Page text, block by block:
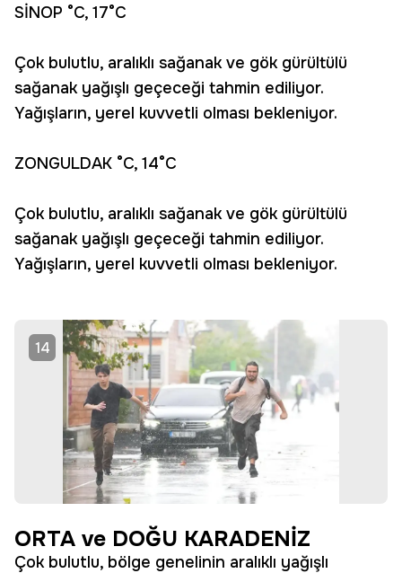
SİNOP °C, 17°C
Çok bulutlu, aralıklı sağanak ve gök gürültülü
sağanak yağışlı geçeceği tahmin ediliyor.
Yağışların, yerel kuvvetli olması bekleniyor.
ZONGULDAK °C, 14°C
Çok bulutlu, aralıklı sağanak ve gök gürültülü
sağanak yağışlı geçeceği tahmin ediliyor.
Yağışların, yerel kuvvetli olması bekleniyor.
14
ORTA ve DOĞU KARADENİZ
Çok bulutlu, bölge genelinin aralıklı yağışlı